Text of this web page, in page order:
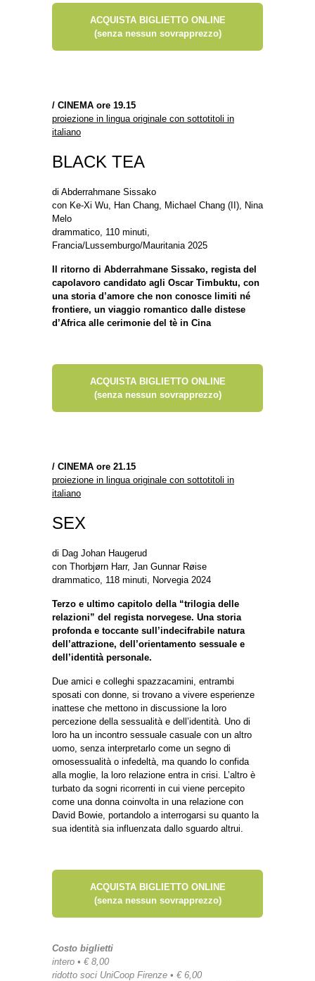
ACQUISTA BIGLIETTO ONLINE
(senza nessun sovrapprezzo)
/ CINEMA ore 19.15
proiezione in lingua originale con sottotitoli in
italiano
BLACK TEA
di Abderrahmane Sissako
con Ke-Xi Wu, Han Chang, Michael Chang (II), Nina
Melo
drammatico, 110 minuti,
Francia/Lussemburgo/Mauritania 2025
Il ritorno di Abderrahmane Sissako, regista del
capolavoro candidato agli Oscar Timbuktu, con
una storia d’amore che non conosce limiti né
frontiere, un viaggio romantico dalle distese
d’Africa alle cerimonie del tè in Cina
ACQUISTA BIGLIETTO ONLINE
(senza nessun sovrapprezzo)
/ CINEMA ore 21.15
proiezione in lingua originale con sottotitoli in
italiano
SEX
di Dag Johan Haugerud
con Thorbjørn Harr, Jan Gunnar Røise
drammatico, 118 minuti, Norvegia 2024
Terzo e ultimo capitolo della “trilogia delle
relazioni” del regista norvegese. Una storia
profonda e toccante sull’indecifrabile natura
dell’attrazione, dell’orientamento sessuale e
dell’identità personale.
Due amici e colleghi spazzacamini, entrambi
sposati con donne, si trovano a vivere esperienze
inattese che mettono in discussione la loro
percezione della sessualità e dell’identità. Uno di
loro ha un incontro sessuale casuale con un altro
uomo, senza interpretarlo come un segno di
omosessualità o infedeltà, ma quando lo confida
alla moglie, la loro relazione entra in crisi. L’altro è
turbato da sogni ricorrenti in cui viene percepito
come una donna coinvolta in una relazione con
David Bowie, portandolo a interrogarsi su quanto la
sua identità sia influenzata dallo sguardo altrui.
ACQUISTA BIGLIETTO ONLINE
(senza nessun sovrapprezzo)
Costo biglietti
intero • € 8,00
ridotto soci UniCoop Firenze • € 6,00